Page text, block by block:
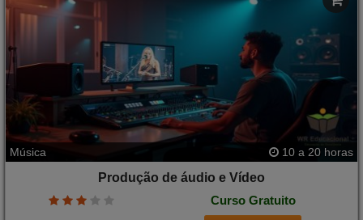
Música 10 a 20 horas
Produção de áudio e Vídeo
Curso Gratuito